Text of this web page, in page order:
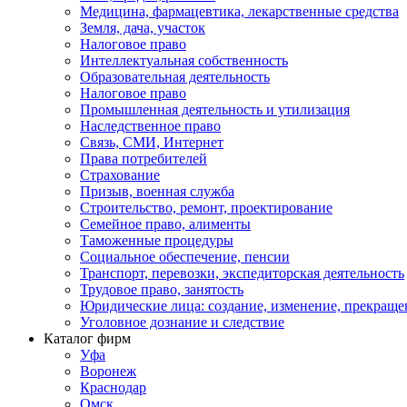
Медицина, фармацевтика, лекарственные средства
Земля, дача, участок
Налоговое право
Интеллектуальная собственность
Образовательная деятельность
Налоговое право
Промышленная деятельность и утилизация
Наследственное право
Связь, СМИ, Интернет
Права потребителей
Страхование
Призыв, военная служба
Строительство, ремонт, проектирование
Семейное право, алименты
Таможенные процедуры
Социальное обеспечение, пенсии
Транспорт, перевозки, экспедиторская деятельность
Трудовое право, занятость
Юридические лица: создание, изменение,
Уголовное дознание и следствие
Каталог фирм
Уфа
Воронеж
Краснодар
Омск